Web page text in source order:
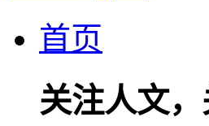
首页
关注人文